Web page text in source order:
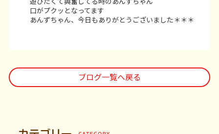
口がプクッとなってます
あんずちゃん、今日もありがとうございました＊＊＊
ブログ一覧へ戻る